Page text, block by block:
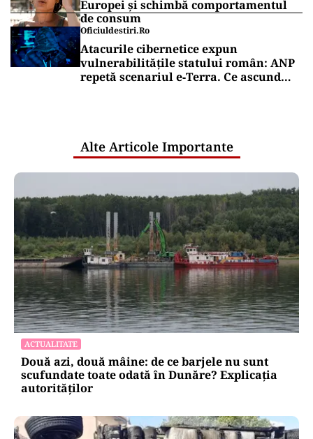
Europei și schimbă comportamentul
de consum
Oficiuldestiri.ro
Atacurile cibernetice expun
vulnerabilitățile statului român: ANP
repetă scenariul e‑Terra. Ce ascund
Alte Articole Importante
ACTUALITATE
Două azi, două mâine: de ce barjele nu sunt
scufundate toate odată în Dunăre? Explicația
autorităților